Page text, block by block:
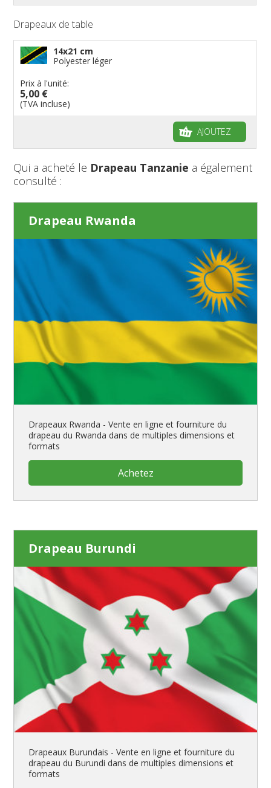
Drapeaux de table
14x21 cm
Polyester léger
Prix à l'unité:
5,00 €
(TVA incluse)
AJOUTEZ
Qui a acheté le Drapeau Tanzanie a également
consulté :
Drapeau Rwanda
Drapeaux Rwanda - Vente en ligne et fourniture du
drapeau du Rwanda dans de multiples dimensions et
formats
Achetez
Drapeau Burundi
Drapeaux Burundais - Vente en ligne et fourniture du
drapeau du Burundi dans de multiples dimensions et
formats